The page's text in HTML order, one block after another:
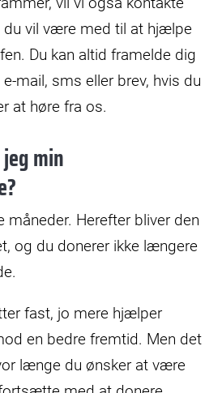
vil være med til at hjælpe
Du kan altid framelde dig
mail, sms eller brev, hvis du
at høre fra os.
min
måneder. Herefter bliver den
og du donerer ikke længere
fast, jo mere hjælper
en bedre fremtid. Men det
længe du ønsker at være